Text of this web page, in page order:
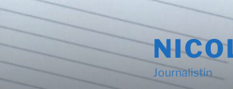
Zum
Inhalt
springen
Journalistin